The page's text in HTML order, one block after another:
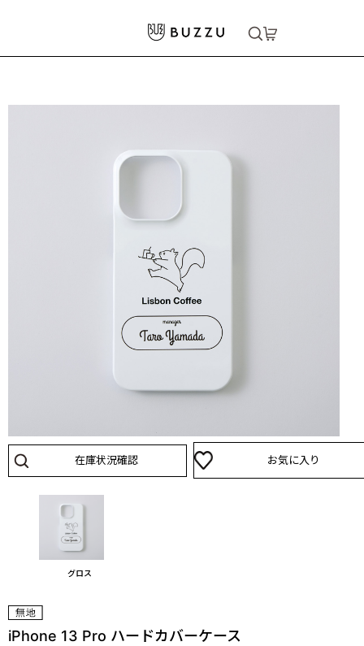
iPhone 13 Pro ハードカバーケース
在庫状況確認 お気に入り
グロス
iPhone 13 Pro ハードカバーケース